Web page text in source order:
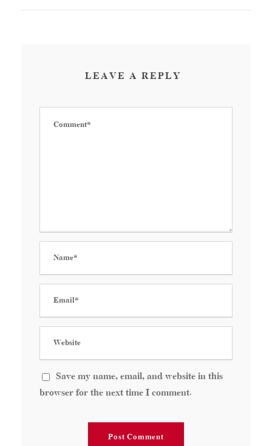
LEAVE A REPLY
Save my name, email, and website in this
browser for the next time I comment.